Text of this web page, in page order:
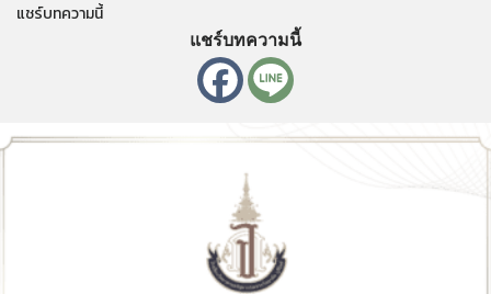
แชร์บทความนี้
แชร์บทความนี้